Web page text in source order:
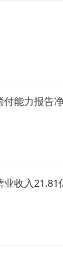
能力报告
收入21.81